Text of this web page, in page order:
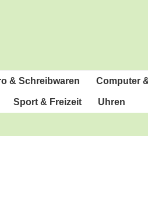
& Schreibwaren Com­pu­ter
Sport & Freizeit Uhren